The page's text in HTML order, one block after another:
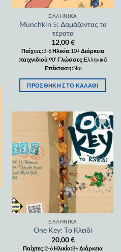
ΕΛΛΗΝΙΚΆ
Munchkin 5: Δαμάζοντας τα
τέρατα
12,00€
Παίχτες:3-6Ηλικία:10+Διάρκεια
παιχνιδιού:90' Γλώσσες:Ελληνικά
Επέκταση:Ναι
ΠΡΟΣΘΉΚΗ ΣΤΟ ΚΑΛΆΘΙ
Add to
wishlist
ΕΛΛΗΝΙΚΆ
One Key: Το Κλειδί
20,00€
Παίχτες:2-6Ηλικία:8+Διάρκεια